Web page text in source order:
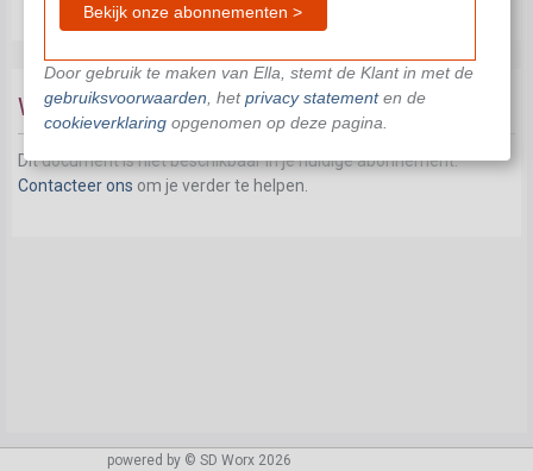
Werkbaar werk
Dit document is niet beschikbaar in je huidige abonnement.
Contacteer ons om je verder te helpen.
powered by © SD Worx 2026
Bekijk onze abonnementen >
Door gebruik te maken van Ella, stemt de Klant in met de
gebruiksvoorwaarden , hetprivacy statementen de
cookieverklaringopgenomen op deze pagina.